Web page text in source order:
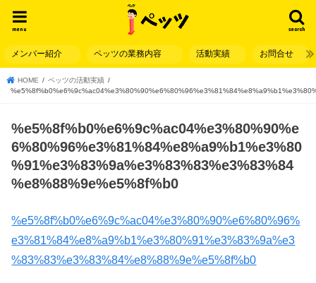
search
menu
メンバー紹介 ペッツの業務内容 活動実績 お問合せ
HOME
ペッツの活動実績
%e5%8f%b0%e6%9c%ac04%e3%80%90%e
6%80%96%e3%81%84%e8%a9%b1%e3%80
%91%e3%83%9a%e3%83%83%e3%83%84
%e8%88%9e%e5%8f%b0
%e5%8f%b0%e6%9c%ac04%e3%80%90%e6%80%96%
e3%81%84%e8%a9%b1%e3%80%91%e3%83%9a%e3
%83%83%e3%83%84%e8%88%9e%e5%8f%b0